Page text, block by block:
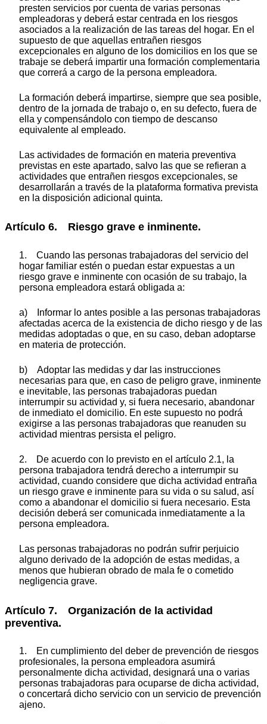
presten servicios por cuenta de varias personas
empleadoras y deberá estar centrada en los riesgos
asociados a la realización de las tareas del hogar. En el
supuesto de que aquellas entrañen riesgos
excepcionales en alguno de los domicilios en los que se
trabaje se deberá impartir una formación complementaria
que correrá a cargo de la persona empleadora.
La formación deberá impartirse, siempre que sea posible,
dentro de la jornada de trabajo o, en su defecto, fuera de
ella y compensándolo con tiempo de descanso
equivalente al empleado.
Las actividades de formación en materia preventiva
previstas en este apartado, salvo las que se refieran a
actividades que entrañen riesgos excepcionales, se
desarrollarán a través de la plataforma formativa prevista
en la disposición adicional quinta.
Artículo 6. Riesgo grave e inminente.
1. Cuando las personas trabajadoras del servicio del
hogar familiar estén o puedan estar expuestas a un
riesgo grave e inminente con ocasión de su trabajo, la
persona empleadora estará obligada a:
a) Informar lo antes posible a las personas trabajadoras
afectadas acerca de la existencia de dicho riesgo y de las
medidas adoptadas o que, en su caso, deban adoptarse
en materia de protección.
b) Adoptar las medidas y dar las instrucciones
necesarias para que, en caso de peligro grave, inminente
e inevitable, las personas trabajadoras puedan
interrumpir su actividad y, si fuera necesario, abandonar
de inmediato el domicilio. En este supuesto no podrá
exigirse a las personas trabajadoras que reanuden su
actividad mientras persista el peligro.
2. De acuerdo con lo previsto en el artículo 2.1, la
persona trabajadora tendrá derecho a interrumpir su
actividad, cuando considere que dicha actividad entraña
un riesgo grave e inminente para su vida o su salud, así
como a abandonar el domicilio si fuera necesario. Esta
decisión deberá ser comunicada inmediatamente a la
persona empleadora.
Las personas trabajadoras no podrán sufrir perjuicio
alguno derivado de la adopción de estas medidas, a
menos que hubieran obrado de mala fe o cometido
negligencia grave.
Artículo 7. Organización de la actividad
preventiva.
1. En cumplimiento del deber de prevención de riesgos
profesionales, la persona empleadora asumirá
personalmente dicha actividad, designará una o varias
personas trabajadoras para ocuparse de dicha actividad,
o concertará dicho servicio con un servicio de prevención
ajeno.